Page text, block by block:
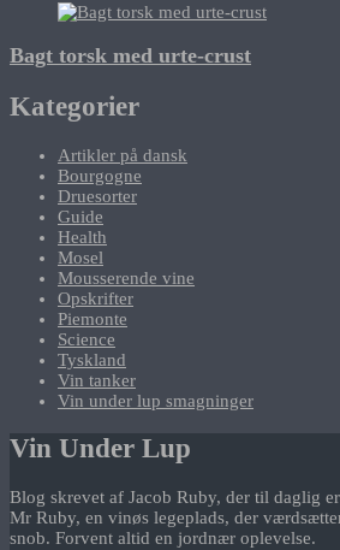
Bagt torsk med urte-crust
Kategorier
Artikler på dansk
Bourgogne
Druesorter
Guide
Health
Mosel
Mousserende vine
Opskrifter
Piemonte
Science
Tyskland
Vin tanker
Vin under lup smagninger
Vin Under Lup
Blog skrevet af Jacob Ruby, der til daglig
Mr Ruby, en vinøs legeplads, der
snob. Forvent altid en jordnær oplevelse.